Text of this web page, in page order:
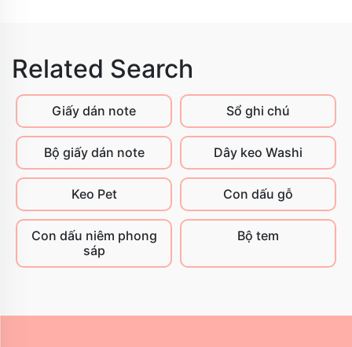
Related Search
Giấy dán note Sổ ghi chú
Bộ giấy dán note Dây keo Washi
Keo Pet Con dấu gỗ
Con dấu niêm phong
sáp
Bộ tem